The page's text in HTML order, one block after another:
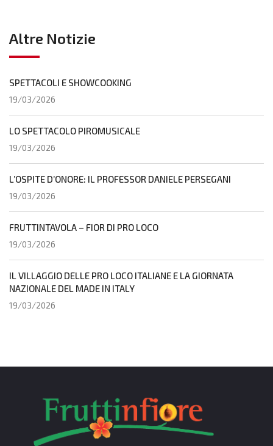
Altre Notizie
SPETTACOLI E SHOWCOOKING
19/03/2026
LO SPETTACOLO PIROMUSICALE
19/03/2026
L’OSPITE D’ONORE: IL PROFESSOR DANIELE PERSEGANI
19/03/2026
FRUTTINTAVOLA – FIOR DI PRO LOCO
19/03/2026
IL VILLAGGIO DELLE PRO LOCO ITALIANE E LA GIORNATA
NAZIONALE DEL MADE IN ITALY
19/03/2026